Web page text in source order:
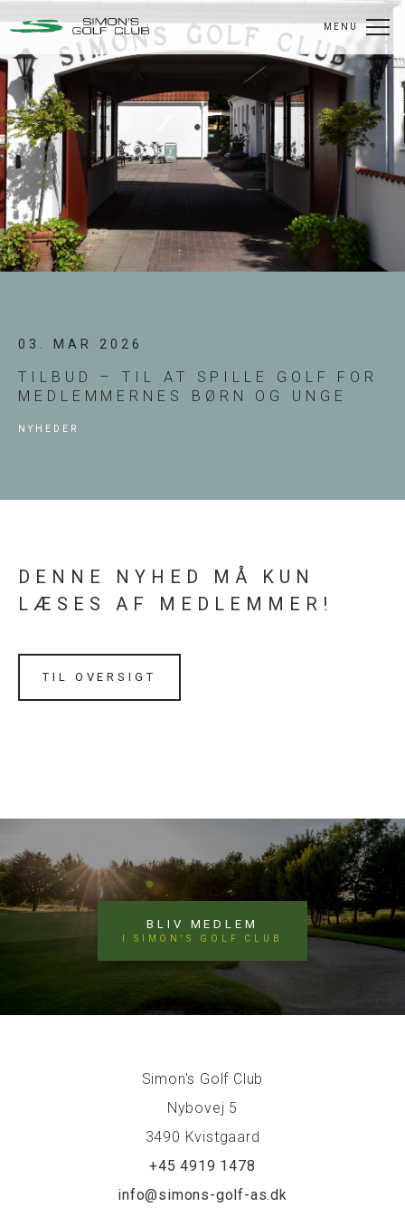
MENU
03. MAR 2026
TILBUD – TIL AT SPILLE GOLF FOR
MEDLEMMERNES BØRN OG UNGE
NYHEDER
DENNE NYHED MÅ KUN
LÆSES AF MEDLEMMER!
TIL OVERSIGT
BLIV MEDLEM
I SIMON'S GOLF CLUB
Simon's Golf Club
Nybovej 5
3490 Kvistgaard
+45 4919 1478
info@simons-golf-as.dk